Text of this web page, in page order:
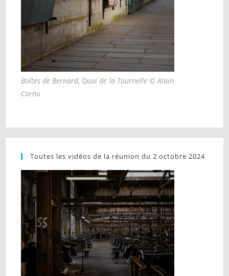
Boîtes de Bernard, Quai de la Tournelle © Alain
Cornu
Toutes les vidéos de la réunion du 2 octobre 2024